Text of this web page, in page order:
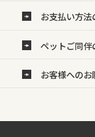
お支払い方法
ペットご同伴
お客様へのお